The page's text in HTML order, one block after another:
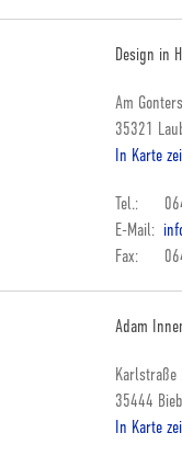
Design in
Am
35321
In Karte
Tel.:
E-Mail:
Fax:
Adam
Karlstraße
35444
In Karte